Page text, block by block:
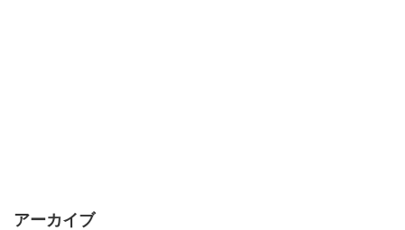
アーカイブ